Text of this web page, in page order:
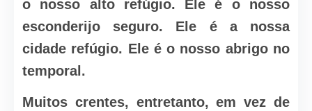
o nosso alto refúgio. Ele é o nosso
esconderijo seguro. Ele é a nossa
cidade refúgio. Ele é o nosso abrigo no
temporal.
Muitos crentes, entretanto, em vez de